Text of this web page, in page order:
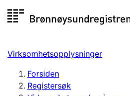
til
Registersøk
Aksjeselskap
Virksomhetsopplysninger
Forsiden
Registersøk